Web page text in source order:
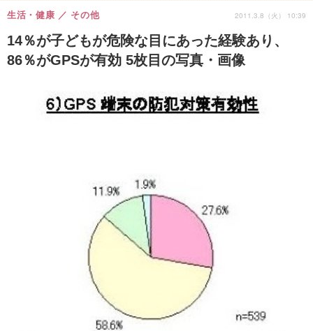
14％が子どもが危険な目にあった経験あり、
86％がGPSが有効 5枚目の写真・画像
生活・健康 その他 2011.3.8（火） 10:39